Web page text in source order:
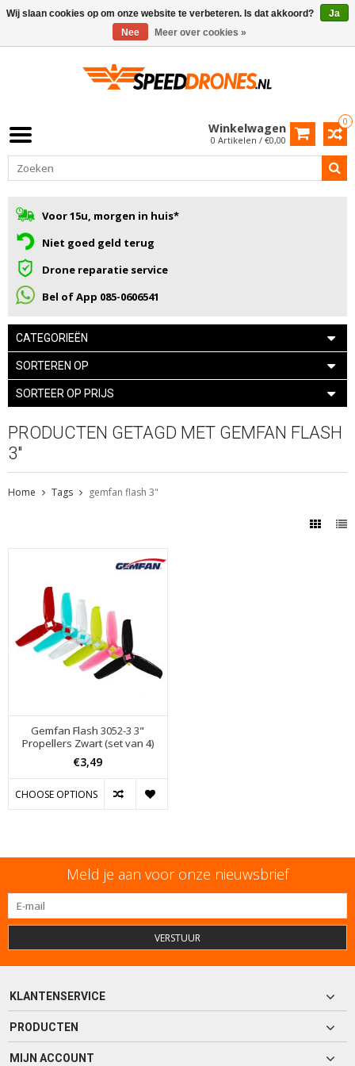
0
Winkelwagen
0 Artikelen / €0,00
Voor 15u, morgen in huis*
Niet goed geld terug
Drone reparatie service
Bel of App 085-0606541
CATEGORIEËN
SORTEREN OP
SORTEER OP PRIJS
PRODUCTEN GETAGD MET GEMFAN FLASH
3"
Home Tags gemfan flash 3"
Gemfan Flash 3052-3 3"
Propellers Zwart (set van 4)
€3,49
CHOOSE OPTIONS
Meld je aan voor onze nieuwsbrief
VERSTUUR
KLANTENSERVICE
PRODUCTEN
MIJN ACCOUNT
Wij slaan cookies op om onze website te verbeteren. Is dat akkoord?
Ja
Nee
Meer over cookies »